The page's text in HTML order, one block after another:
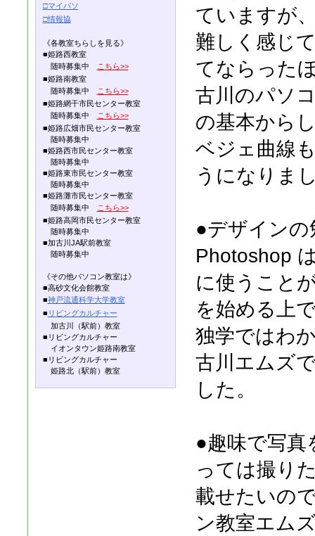
ていますが
難しく感じ
てならった
古川のパソ
の基本から
ベジェ曲線
うになりま
●デザイン
Photoshop
に使うこと
を始める上
独学ではわ
古川エムズ
した。
●趣味で写真
っては撮り
載せたいの
ン教室エム
□マイパソ
□情報協
《各教室ちらしを見る》
■姫路西教室
随時募集中
こちら>>
■姫路南教室
随時募集中
こちら>>
■姫路網干市民センター教室
随時募集中
こちら>>
■姫路広畑市民センター教室
随時募集中
■姫路西市民センター教室
随時募集中
■姫路東市民センター教室
随時募集中
■姫路灘市民センター教室
随時募集中
こちら>>
■姫路高岡市民センター教室
随時募集中
■加古川JA駅前教室
随時募集中
《その他パソコン教室は》
■高砂文化会館教室
■神戸流通科学大学教室
■ リビングカルチャー
加古川（駅前）教室
■リビングカルチャー
イオンタウン姫路南教室
■リビングカルチャー
姫路北（駅前）教室